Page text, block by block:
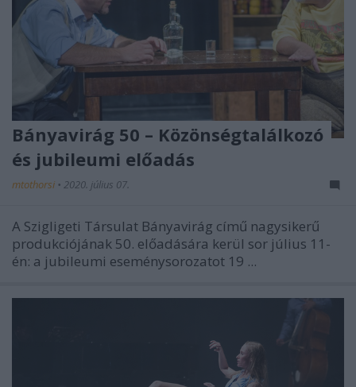
Bányavirág 50 – Közönségtalálkozó
és jubileumi előadás
mtothorsi • 2020. július 07.
A Szigligeti Társulat Bányavirág című nagysikerű
produkciójának 50. előadására kerül sor július 11-
én: a jubileumi eseménysorozatot 19 ...